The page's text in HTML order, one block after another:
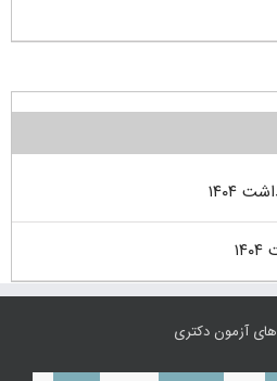
۱۴۰۴
آزمون دکتری